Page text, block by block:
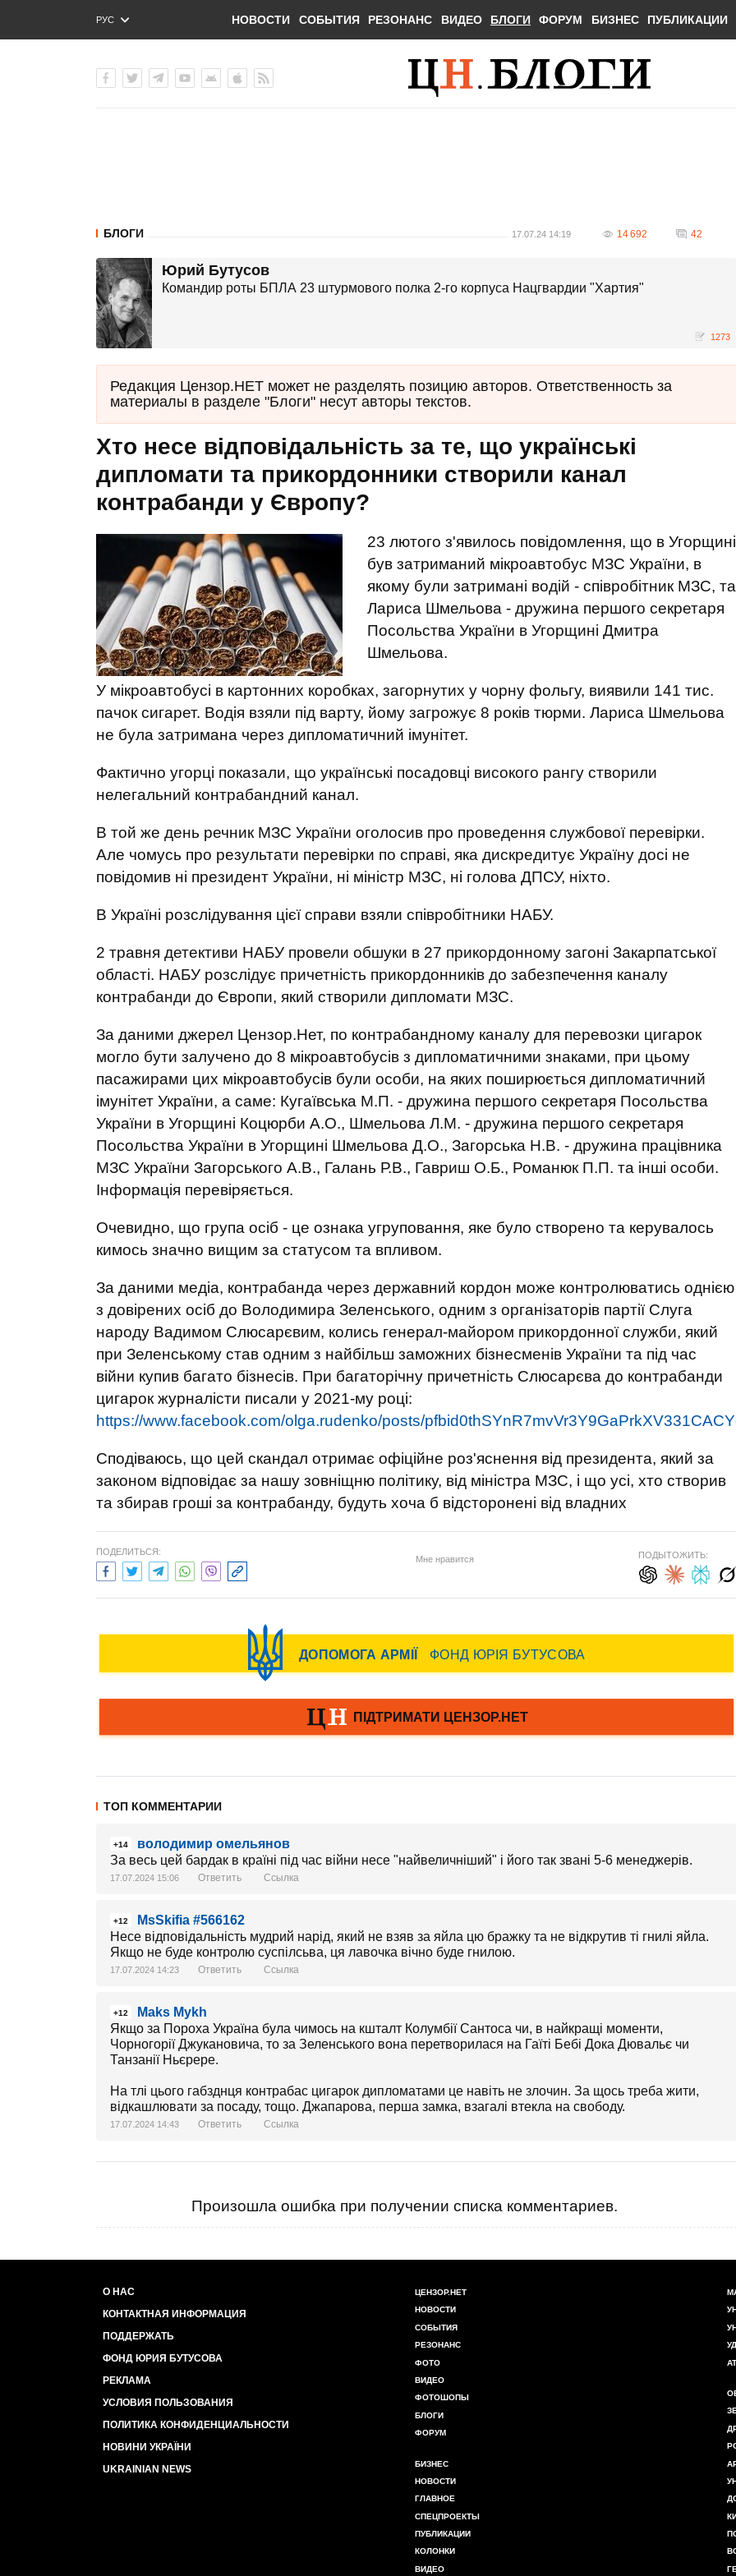
РУС
ENG
НОВОСТИ СОБЫТИЯ РЕЗОНАНС ВИДЕО БЛОГИ ФОРУМ БИЗНЕС ПУБЛИКАЦИИ
БЛОГИ 17.07.24 14:19 14 692 42
Юрий Бутусов
Командир роты БПЛА 23 штурмового полка 2-го корпуса Нацгвардии "Хартия"
1273
Редакция Цензор.НЕТ может не разделять позицию авторов. Ответственность за
материалы в разделе "Блоги" несут авторы текстов.
Хто несе відповідальність за те, що українські
дипломати та прикордонники створили канал
контрабанди у Європу?
23 лютого з'явилось повідомлення, що в Угорщині
був затриманий мікроавтобус МЗС України, в
якому були затримані водій - співробітник МЗС, та
Лариса Шмельова - дружина першого секретаря
Посольства України в Угорщині Дмитра
Шмельова.
У мікроавтобусі в картонних коробках, загорнутих у чорну фольгу, виявили 141 тис.
пачок сигарет. Водія взяли під варту, йому загрожує 8 років тюрми. Лариса Шмельова
не була затримана через дипломатичний імунітет.
Фактично угорці показали, що українські посадовці високого рангу створили
нелегальний контрабандний канал.
В той же день речник МЗС України оголосив про проведення службової перевірки.
Але чомусь про результати перевірки по справі, яка дискредитує Україну досі не
повідомив ні президент України, ні міністр МЗС, ні голова ДПСУ, ніхто.
В Україні розслідування цієї справи взяли співробітники НАБУ.
2 травня детективи НАБУ провели обшуки в 27 прикордонному загоні Закарпатської
області. НАБУ розслідує причетність прикордонників до забезпечення каналу
контрабанди до Європи, який створили дипломати МЗС.
За даними джерел Цензор.Нет, по контрабандному каналу для перевозки цигарок
могло бути залучено до 8 мікроавтобусів з дипломатичними знаками, при цьому
пасажирами цих мікроавтобусів були особи, на яких поширюється дипломатичний
імунітет України, а саме: Кугаївська М.П. - дружина першого секретаря Посольства
України в Угорщині Коцюрби А.О., Шмельова Л.М. - дружина першого секретаря
Посольства України в Угорщині Шмельова Д.О., Загорська Н.В. - дружина працівника
МЗС України Загорського А.В., Галань Р.В., Гавриш О.Б., Романюк П.П. та інші особи.
Інформація перевіряється.
Очевидно, що група осіб - це ознака угруповання, яке було створено та керувалось
кимось значно вищим за статусом та впливом.
За даними медіа, контрабанда через державний кордон може контролюватись однією
з довірених осіб до Володимира Зеленського, одним з організаторів партії Слуга
народу Вадимом Слюсарєвим, колись генерал-майором прикордонної служби, який
при Зеленському став одним з найбільш заможних бізнесменів України та під час
війни купив багато бізнесів. При багаторічну причетність Слюсарєва до контрабанди
цигарок журналісти писали у 2021-му році:
https://www.facebook.com/olga.rudenko/posts/
Сподіваюсь, що цей скандал отримає офіційне роз'яснення від президента, який за
законом відповідає за нашу зовніщню політику, від міністра МЗС, і що усі, хто створив
та збирав гроші за контрабанду, будуть хоча б відсторонені від владних
ПОДЕЛИТЬСЯ:
Мне нравится ПОДЫТОЖИТЬ:
ТОП КОММЕНТАРИИ
+14
володимир омельянов
За весь цей бардак в країні під час війни несе "найвеличніший" і його так звані 5-6 менеджерів.
17.07.2024 15:06 Ответить Ссылка
+12
MsSkifia #566162
Несе відповідальність мудрий нарід, який не взяв за яйла цю бражку та не відкрутив ті гнилі яйла.
Якщо не буде контролю суспілсьва, ця лавочка вічно буде гнилою.
17.07.2024 14:23 Ответить Ссылка
+12
Maks Mykh
Якщо за Пороха Україна була чимось на кшталт Колумбії Сантоса чи, в найкращі моменти,
Чорногорії Джукановича, то за Зеленського вона перетворилася на Гаїті Бебі Дока Дювальє чи
Танзанії Ньєрере.
На тлі цього габзднця контрабас цигарок дипломатами це навіть не злочин. За щось треба жити,
відкашлювати за посаду, тощо. Джапарова, перша замка, взагалі втекла на свободу.
17.07.2024 14:43 Ответить Ссылка
Произошла ошибка при получении списка комментариев.
О НАС
КОНТАКТНАЯ ИНФОРМАЦИЯ
ПОДДЕРЖАТЬ
ФОНД ЮРИЯ БУТУСОВА
РЕКЛАМА
УСЛОВИЯ ПОЛЬЗОВАНИЯ
ПОЛИТИКА КОНФИДЕНЦИАЛЬНОСТИ
НОВИНИ УКРАЇНИ
UKRAINIAN NEWS
ЦЕНЗОР.НЕТ
НОВОСТИ
СОБЫТИЯ
РЕЗОНАНС
ФОТО
ВИДЕО
ФОТОШОПЫ
БЛОГИ
ФОРУМ
БИЗНЕС
НОВОСТИ
ГЛАВНОЕ
СПЕЦПРОЕКТЫ
ПУБЛИКАЦИИ
КОЛОНКИ
ВИДЕО